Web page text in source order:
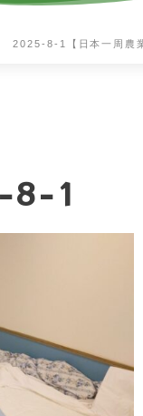
2025-8-1【日本一周農
8-1